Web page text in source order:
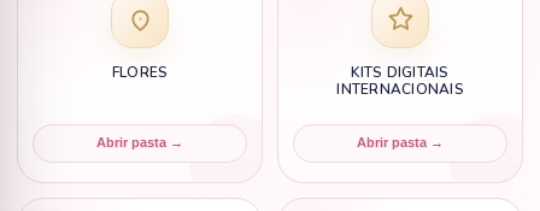
FLORES
Abrir pasta →
KITS DIGITAIS
INTERNACIONAIS
Abrir pasta →